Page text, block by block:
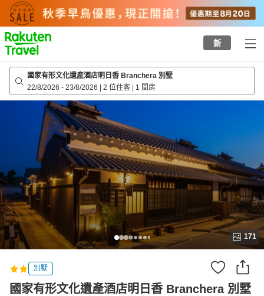
to
top
page
新
國家有形文化遺產酒店明日香 Branchera 別墅
22/8/2026 - 23/8/2026 | 2 位住客 | 1 間房
171
別墅
國家有形文化遺產酒店明日香 Branchera 別墅